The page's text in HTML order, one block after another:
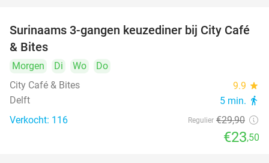
21%
Surinaams 3-gangen keuzediner bij City Café
& Bites
Morgen Di Wo
Do
City Café & Bites
9.9 star
Delft 5 min. directions_walk
Verkocht: 116 Regulier €29,90
€23,50